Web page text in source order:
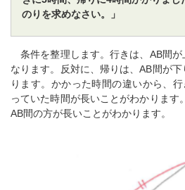
のりを求めなさい。」
条件を整理します。行きは、AB間が
なります。反対に、帰りは、AB間が
ります。かかった時間の違いから、
っていた時間が長いことがわかります
AB間の方が長いことがわかります。